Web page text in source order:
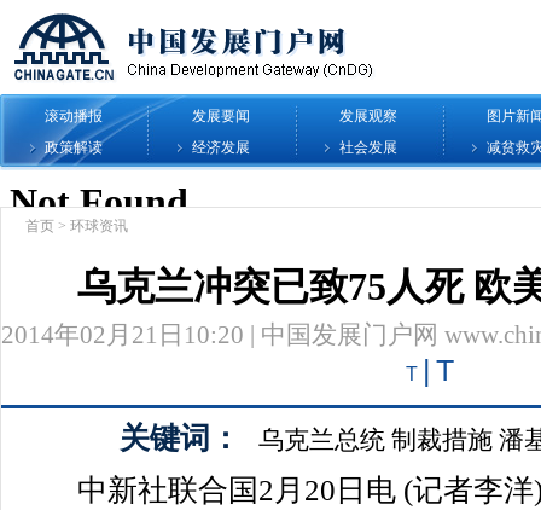
滚动播报 发展要闻 发展观察
图片新
政策解读
经济发展 社会发展 减贫救
首页 > 环球资讯
乌克兰冲突已致75人死 欧
2014年02月21日10:20 | 中国发展门户网
T T
关键词： 乌克兰总统 制裁措施 潘
中新社联合国2月20日电 (记者李